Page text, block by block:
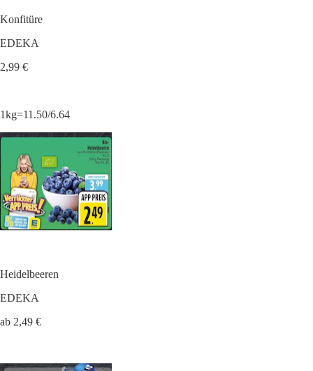
Konfitüre
EDEKA
2,99 €
1kg=11.50/6.64
Heidelbeeren
EDEKA
ab 2,49 €